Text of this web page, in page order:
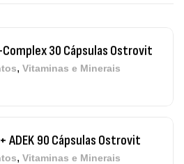
30 Cápsulas Ostrovit
,Vitaminas e Minerais
ADEK 90 Cápsulas Ostrovit
,Vitaminas e Minerais